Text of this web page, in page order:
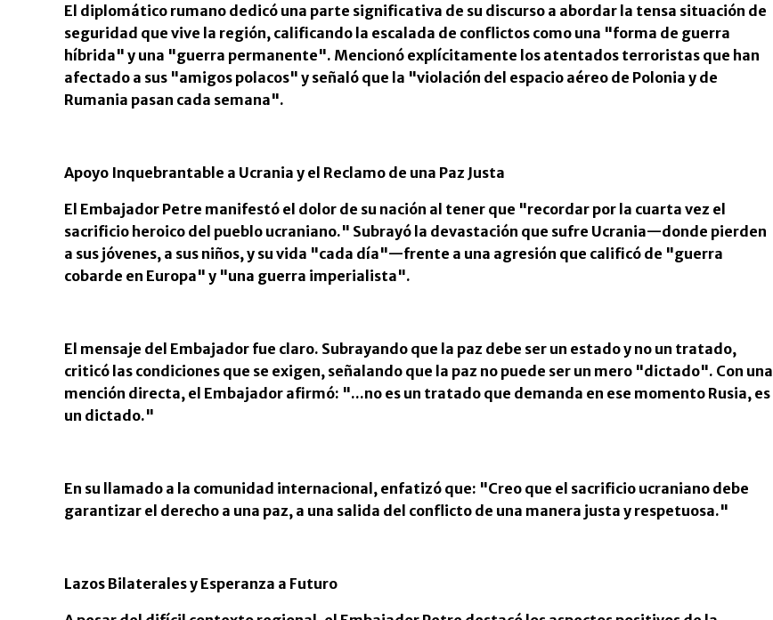
El diplomático rumano dedicó una parte significativa de su discurso a abordar la tensa situación de
seguridad que vive la región, calificando la escalada de conflictos como una "forma de guerra
híbrida" y una "guerra permanente". Mencionó explícitamente los atentados terroristas que han
afectado a sus "amigos polacos" y señaló que la "violación del espacio aéreo de Polonia y de
Rumania pasan cada semana".
Apoyo Inquebrantable a Ucrania y el Reclamo de una Paz Justa
El Embajador Petre manifestó el dolor de su nación al tener que "recordar por la cuarta vez el
sacrificio heroico del pueblo ucraniano." Subrayó la devastación que sufre Ucrania—donde pierden
a sus jóvenes, a sus niños, y su vida "cada día"—frente a una agresión que calificó de "guerra
cobarde en Europa" y "una guerra imperialista".
El mensaje del Embajador fue claro. Subrayando que la paz debe ser un estado y no un tratado,
criticó las condiciones que se exigen, señalando que la paz no puede ser un mero "dictado". Con una
mención directa, el Embajador afirmó: "...no es un tratado que demanda en ese momento Rusia, es
un dictado."
En su llamado a la comunidad internacional, enfatizó que: "Creo que el sacrificio ucraniano debe
garantizar el derecho a una paz, a una salida del conflicto de una manera justa y respetuosa."
Lazos Bilaterales y Esperanza a Futuro